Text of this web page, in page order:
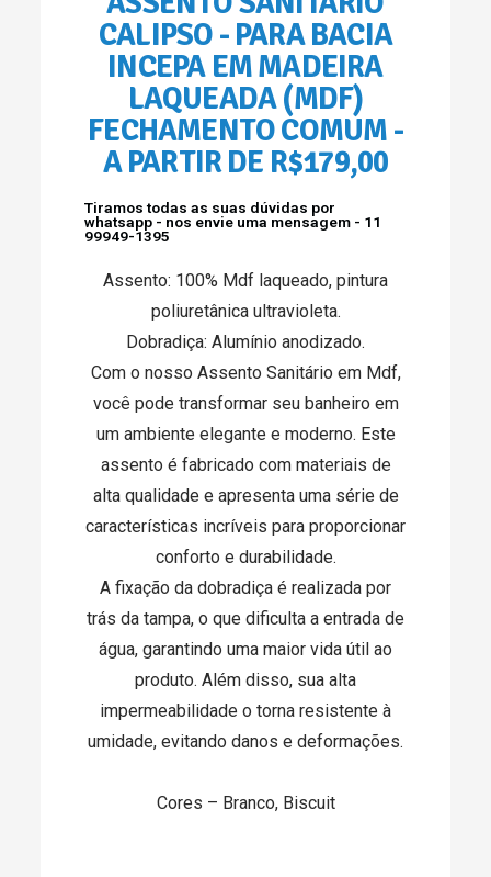
CALIPSO - PARA BACIA
INCEPA EM MADEIRA
LAQUEADA (MDF)
FECHAMENTO COMUM -
A PARTIR DE R$179,00
Tiramos todas as suas dúvidas por
whatsapp - nos envie uma mensagem - 11
99949-1395
Assento: 100% Mdf laqueado, pintura
poliuretânica ultravioleta.
Dobradiça: Alumínio anodizado.
Com o nosso Assento Sanitário em Mdf,
você pode transformar seu banheiro em
um ambiente elegante e moderno. Este
assento é fabricado com materiais de
alta qualidade e apresenta uma série de
características incríveis para proporcionar
conforto e durabilidade.
A fixação da dobradiça é realizada por
trás da tampa, o que dificulta a entrada de
água, garantindo uma maior vida útil ao
produto. Além disso, sua alta
impermeabilidade o torna resistente à
umidade, evitando danos e deformações.
Cores – Branco, Biscuit